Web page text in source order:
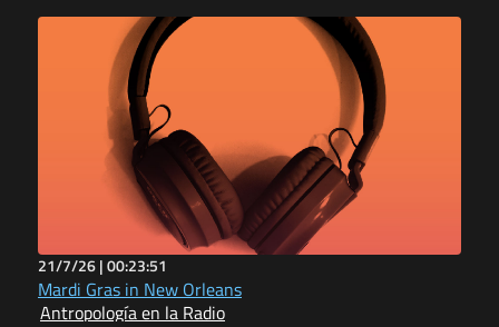
21/7/26 |00:23:51
Mardi Gras in New Orleans
Antropología en la Radio